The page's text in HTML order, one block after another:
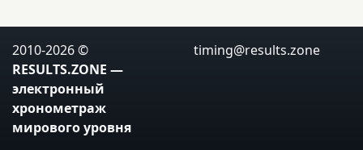
2010-2026 ©RESULTS.ZONE
— электронный
хронометраж мирового
уровня